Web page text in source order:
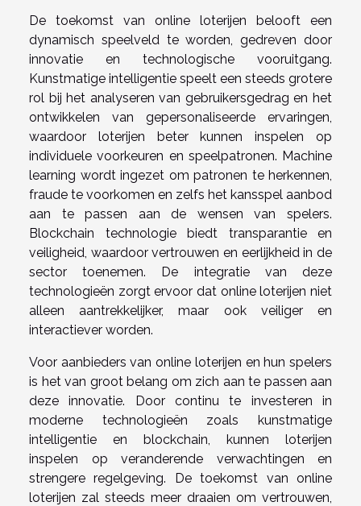
De toekomst van online loterijen belooft een
dynamisch speelveld te worden, gedreven door
innovatie en technologische vooruitgang.
Kunstmatige intelligentie speelt een steeds grotere
rol bij het analyseren van gebruikersgedrag en het
ontwikkelen van gepersonaliseerde ervaringen,
waardoor loterijen beter kunnen inspelen op
individuele voorkeuren en speelpatronen. Machine
learning wordt ingezet om patronen te herkennen,
fraude te voorkomen en zelfs het kansspel aanbod
aan te passen aan de wensen van spelers.
Blockchain technologie biedt transparantie en
veiligheid, waardoor vertrouwen en eerlijkheid in de
sector toenemen. De integratie van deze
technologieën zorgt ervoor dat online loterijen niet
alleen aantrekkelijker, maar ook veiliger en
interactiever worden.
Voor aanbieders van online loterijen en hun spelers
is het van groot belang om zich aan te passen aan
deze innovatie. Door continu te investeren in
moderne technologieën zoals kunstmatige
intelligentie en blockchain, kunnen loterijen
inspelen op veranderende verwachtingen en
strengere regelgeving. De toekomst van online
loterijen zal steeds meer draaien om vertrouwen,